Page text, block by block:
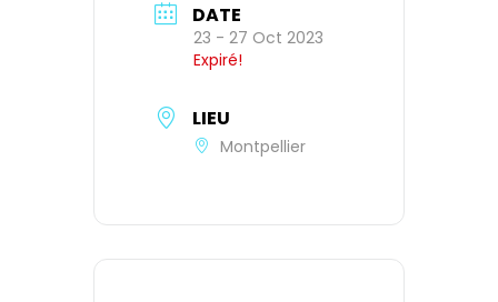
DATE
23 - 27 Oct 2023
Expiré!
LIEU
Montpellier